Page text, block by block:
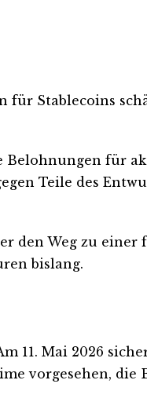
für Stablecoins
für
Teile des
den Weg zu
bislang.
Mai 2026
vorgesehen, die